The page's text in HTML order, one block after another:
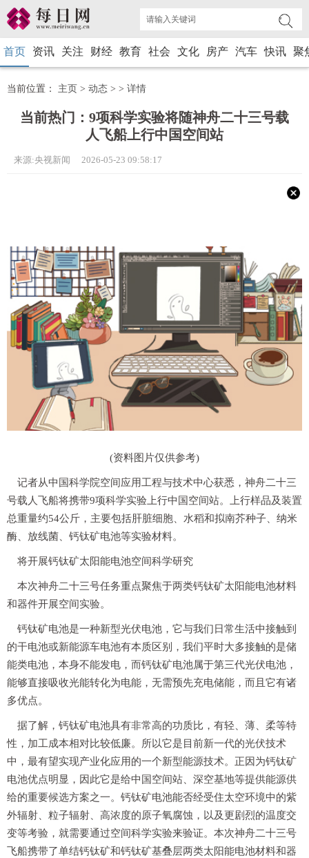
首页 资讯 关注 财经 教育 社会 文化 房产 汽车 快讯 聚
当前位置： 主页 > 动态 > > 详情
当前热门：9项科学实验将随神舟二十三号载
人飞船上行中国空间站
来源:央视新闻 2026-05-23 09:58:17
(资料图片仅供参考)
记者从中国科学院空间应用工程与技术中心获悉，神舟二十三
号载人飞船将携带9项科学实验上行中国空间站。上行样品及装置
总重量约54公斤，主要包括肝脏细胞、水稻和拟南芥种子、纳米
酶、放线菌、钙钛矿电池等实验材料。
将开展钙钛矿太阳能电池空间科学研究
本次神舟二十三号任务重点聚焦于两类钙钛矿太阳能电池材料
和器件开展空间实验。
钙钛矿电池是一种新型光伏电池，它与我们日常生活中接触到
的干电池或新能源车电池有本质区别，我们平时大多接触的是储
能类电池，本身不能发电，而钙钛矿电池属于第三代光伏电池，
能够直接吸收光能转化为电能，无需预先充电储能，而且它有诸
多优点。
据了解，钙钛矿电池具有非常高的功质比，有轻、薄、柔等特
性，加工成本相对比较低廉。所以它是目前新一代的光伏技术
中，最有望实现产业化应用的一个新型能源技术。正因为钙钛矿
电池优点明显，因此它是给中国空间站、深空基地等提供能源供
给的重要候选方案之一。钙钛矿电池能否经受住太空环境中的紫
外辐射、粒子辐射、高浓度的原子氧腐蚀，以及更剧烈的温度交
变等考验，就需要通过空间科学实验来验证。本次神舟二十三号
飞船携带了单结钙钛矿和钙钛矿基叠层两类太阳能电池材料和器